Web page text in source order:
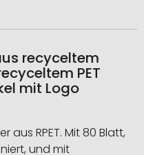
recyceltem
PET
mit Logo
aus RPET. Mit 80 Blatt,
und mit